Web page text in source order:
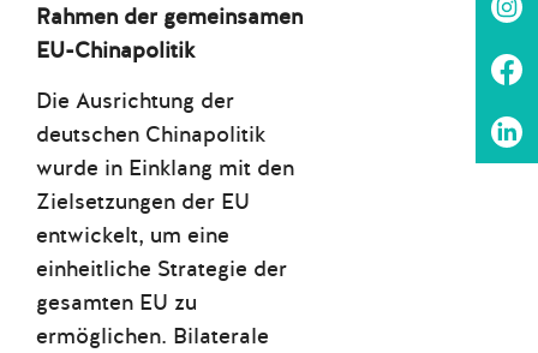
Rahmen der gemeinsamen
EU-Chinapolitik
Die Ausrichtung der
deutschen Chinapolitik
wurde in Einklang mit den
Zielsetzungen der EU
entwickelt, um eine
einheitliche Strategie der
gesamten EU zu
ermöglichen. Bilaterale